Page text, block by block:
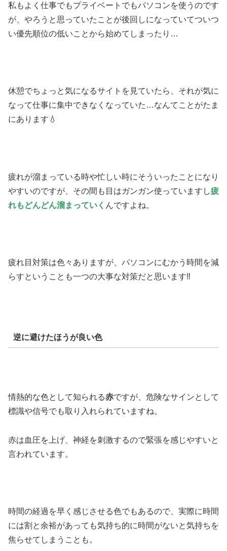
私もよく仕事でもプライベートでもパソコンを使うのです
が、やろうと思っていたことが後回しになっていてついつ
い優先順位の低いことから始めてしまったり…
休憩でちょっと気になるサイトを見ていたら、それが気に
なって仕事に集中できなくなっていた…なんてことがたま
にあります💧
疲れが溜まっている時や忙しい時にそういったことになり
やすいのですが、その間も目はガンガン使っていますし疲
れもどんどん溜まっていく んですよね。
疲れ目対策は色々ありますが、パソコンにむかう時間を減
らすということも一つの大事な対策だと思います‼
逆に避けたほうが良い色
情熱的な色として知られる赤ですが、危険なサインとして
標識や信号でも取り入れられていますね。
赤は血圧を上げ、神経を刺激するので緊張を感じやすいと
言われています。
時間の経過を早く感じさせる色でもあるので、実際に時間
には割と余裕があっても気持ち的に時間がないと気持ちを
焦らせてしまうことも。